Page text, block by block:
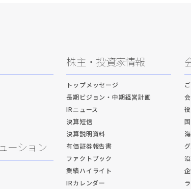
ーション
株主・投資家情報
トップメッセージ
長期ビジョン・中期経営計画
IRニュース
決算短信
決算説明資料
有価証券報告書
ファクトブック
業績ハイライト
IRカレンダー